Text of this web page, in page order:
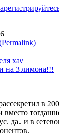
на 3 лимона!!!
в
вместо
да.. и в